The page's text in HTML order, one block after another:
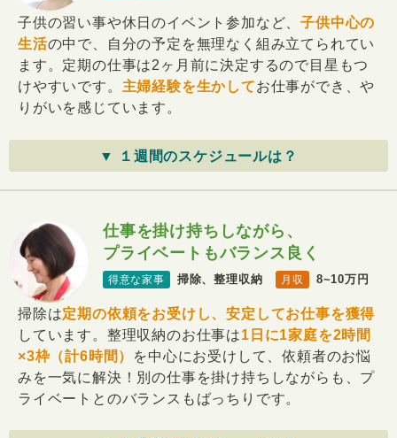
子供の習い事や休日のイベント参加など、子供中心の
生活の中で、自分の予定を無理なく組み立てられてい
ます。定期の仕事は2ヶ月前に決定するので目星もつ
けやすいです。 主婦経験を生かしてお仕事ができ、や
りがいを感じています。
▼ １週間のスケジュールは？
仕事を掛け持ちしながら、
プライベートもバランス良く
得意な家事 掃除、整理収納 月収 8~10万円
掃除は定期の依頼をお受けし、安定してお仕事を獲得
しています。整理収納のお仕事は1日に1家庭を2時間
×3枠（計6時間）
を中心にお受けして、依頼者のお悩
みを一気に解決！別の仕事を掛け持ちしながらも、プ
ライベートとのバランスもばっちりです。